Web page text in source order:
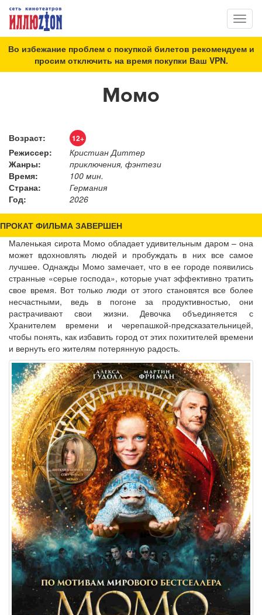
Во избежание проблем с покупкой билетов рекомендуем и
просим отключить на время покупки Ваш VPN.
Момо
Возраст: 12+
Режиссер:
Кристиан Диттер
Жанры:
приключения, фэнтези
Время:
100 мин.
Страна:
Германия
Год:
2026
ПРОКАТ ФИЛЬМА ЗАВЕРШЕН
Маленькая сирота Момо обладает удивительным даром – она
может вдохновлять людей и пробуждать в них все самое
лучшее. Однажды Момо замечает, что в ее городе появились
странные «серые господа», которые учат эффективно тратить
свое время. Вот только люди от этого становятся все более
несчастными, ведь в погоне за продуктивностью, они
растрачивают свои жизни. Девочка объединяется с
Хранителем времени и черепашкой-предсказательницей,
чтобы понять, как избавить город от этих похитителей времени
и вернуть его жителям потерянную радость.